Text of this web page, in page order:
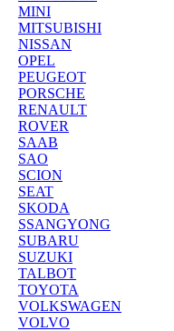
MINI
MITSUBISHI
NISSAN
OPEL
PEUGEOT
PORSCHE
RENAULT
ROVER
SAAB
SAO
SCION
SEAT
SKODA
SSANGYONG
SUBARU
SUZUKI
TALBOT
TOYOTA
VOLKSWAGEN
VOLVO